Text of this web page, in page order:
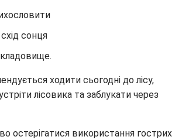
сонця
ходити сьогодні до лісу,
лісовика та заблукати через
остерігатися використання гострих